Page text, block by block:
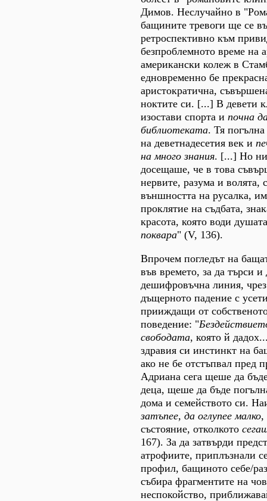
Димов. Неслучайно в
бащините тревоги ще се
ретроспективно към
безпроблемното време на
американски колеж в
едновременно бе
аристократична,
ноктите си. [...] В девети
изостави спорта и почна
библиотеката. Тя
на деветнадесетия век и
на много знания. [...] Но
досещаше, че в това
нервите, разума и волята,
външността на русалка,
проклятие на съдбата,
красота, която води
поквара" (V, 136).
Впрочем погледът на
във времето, за да търси и
дешифровъчна линия, чрез
дъщерното падение с
прииждащи от
поведение: "
свободата, която й
здравия си инстинкт на
ако не бе отстъпвал пред
Адриана сега щеше да
деца, щеше да бъде
дома и семейството си.
затъпее, да оглупее малко,
състояние, отколкото
167). За да затвърди
атрофиите, приплъзнали
профил, бащиното себе/
събира фрагментите на
неспокойство,